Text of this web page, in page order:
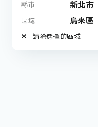
縣市
新北市
區域 烏來區
請除選擇的區域